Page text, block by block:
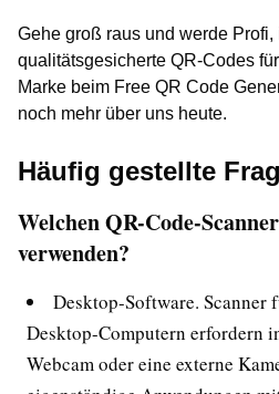
Gehe groß raus und werde Profi,
qualitätsgesicherte QR-Codes
Marke beim Free QR Code
noch mehr über uns heute.
Häufig gestellte
Welchen QR-Code-
verwenden?
Desktop-Software. Scanner
Desktop-Computern erfordern
Webcam oder eine externe